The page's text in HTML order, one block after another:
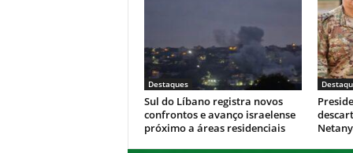
Destaques
Sul do Líbano registra novos
confrontos e avanço israelense
próximo a áreas residenciais